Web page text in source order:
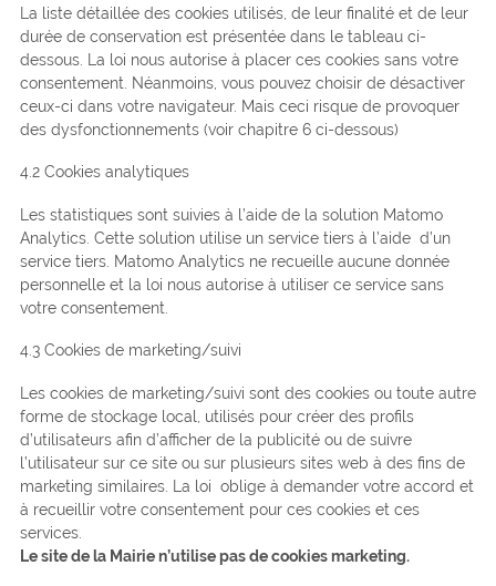
La liste détaillée des cookies utilisés, de leur finalité et de leur
durée de conservation est présentée dans le tableau ci-
dessous. La loi nous autorise à placer ces cookies sans votre
consentement. Néanmoins, vous pouvez choisir de désactiver
ceux-ci dans votre navigateur. Mais ceci risque de provoquer
des dysfonctionnements (voir chapitre 6 ci-dessous)
4.2 Cookies analytiques
Les statistiques sont suivies à l’aide de la solution Matomo
Analytics. Cette solution utilise un service tiers à l’aide d’un
service tiers. Matomo Analytics ne recueille aucune donnée
personnelle et la loi nous autorise à utiliser ce service sans
votre consentement.
4.3 Cookies de marketing/suivi
Les cookies de marketing/suivi sont des cookies ou toute autre
forme de stockage local, utilisés pour créer des profils
d’utilisateurs afin d’afficher de la publicité ou de suivre
l’utilisateur sur ce site ou sur plusieurs sites web à des fins de
marketing similaires. La loi oblige à demander votre accord et
à recueillir votre consentement pour ces cookies et ces
services.
Le site de la Mairie n’utilise pas de cookies marketing.